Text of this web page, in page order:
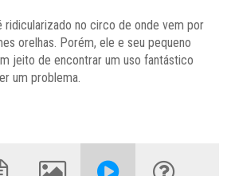
ridicularizado no circo de onde vem por
orelhas. Porém, ele e seu pequeno
jeito de encontrar um uso fantástico
um problema.